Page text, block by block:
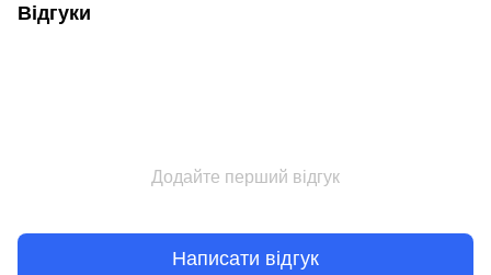
Відгуки
Додайте перший відгук
Написати відгук